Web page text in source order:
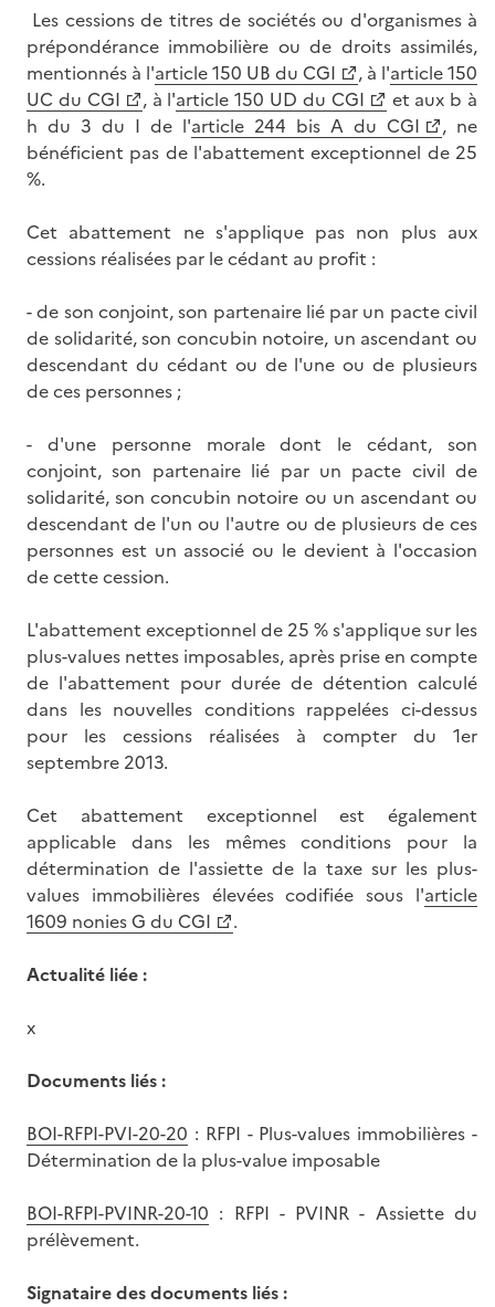
Les cessions de titres de sociétés ou d'organismes à
prépondérance immobilière ou de droits assimilés,
mentionnés à l'article 150 UB du CGI , à l'article 150
UC du CGI
, à l'article 150 UD du CGI
et aux b à
h du 3 du I de l'article 244 bis A du CGI
, ne
bénéficient pas de l'abattement exceptionnel de 25
%.
Cet abattement ne s'applique pas non plus aux
cessions réalisées par le cédant au profit :
- de son conjoint, son partenaire lié par un pacte civil
de solidarité, son concubin notoire, un ascendant ou
descendant du cédant ou de l'une ou de plusieurs
de ces personnes ;
- d'une personne morale dont le cédant, son
conjoint, son partenaire lié par un pacte civil de
solidarité, son concubin notoire ou un ascendant ou
descendant de l'un ou l'autre ou de plusieurs de ces
personnes est un associé ou le devient à l'occasion
de cette cession.
L'abattement exceptionnel de 25 % s'applique sur les
plus-values nettes imposables, après prise en compte
de l'abattement pour durée de détention calculé
dans les nouvelles conditions rappelées ci-dessus
pour les cessions réalisées à compter du 1er
septembre 2013.
Cet abattement exceptionnel est également
applicable dans les mêmes conditions pour la
détermination de l'assiette de la taxe sur les plus-
values immobilières élevées codifiée sous l'article
1609 nonies G du CGI
.
Actualité liée :
x
Documents liés :
BOI-RFPI-PVI-20-20 : RFPI - Plus-values immobilières -
Détermination de la plus-value imposable
BOI-RFPI-PVINR-20-10 : RFPI - PVINR - Assiette du
prélèvement.
Signataire des documents liés :